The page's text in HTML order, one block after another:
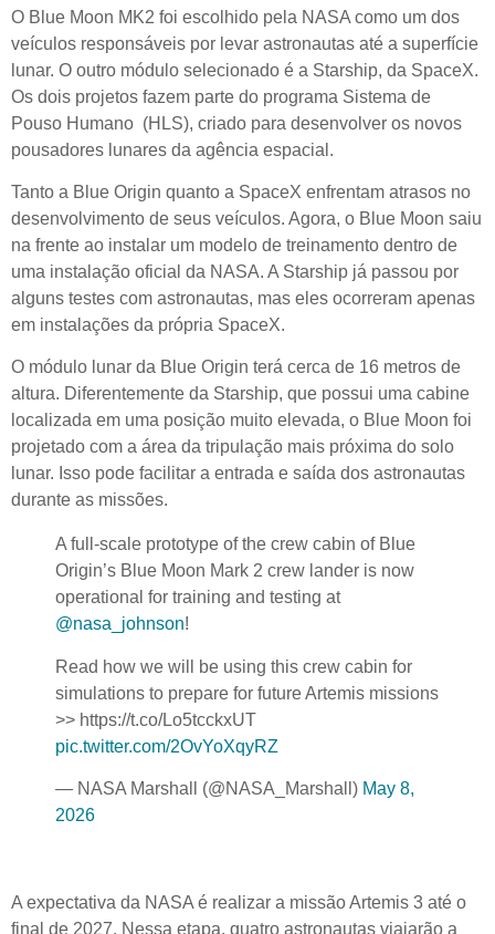
O Blue Moon MK2 foi escolhido pela NASA como um dos
veículos responsáveis por levar astronautas até a superfície
lunar. O outro módulo selecionado é a Starship, da SpaceX.
Os dois projetos fazem parte do programa Sistema de
Pouso Humano (HLS), criado para desenvolver os novos
pousadores lunares da agência espacial.
Tanto a Blue Origin quanto a SpaceX enfrentam atrasos no
desenvolvimento de seus veículos. Agora, o Blue Moon saiu
na frente ao instalar um modelo de treinamento dentro de
uma instalação oficial da NASA. A Starship já passou por
alguns testes com astronautas, mas eles ocorreram apenas
em instalações da própria SpaceX.
O módulo lunar da Blue Origin terá cerca de 16 metros de
altura. Diferentemente da Starship, que possui uma cabine
localizada em uma posição muito elevada, o Blue Moon foi
projetado com a área da tripulação mais próxima do solo
lunar. Isso pode facilitar a entrada e saída dos astronautas
durante as missões.
A full-scale prototype of the crew cabin of Blue
Origin’s Blue Moon Mark 2 crew lander is now
operational for training and testing at
@nasa_johnson!
Read how we will be using this crew cabin for
simulations to prepare for future Artemis missions
>> https://t.co/Lo5tcckxUT
pic.twitter.com/2OvYoXqyRZ
— NASA Marshall (@NASA_Marshall) May 8,
2026
A expectativa da NASA é realizar a missão Artemis 3 até o
final de 2027. Nessa etapa, quatro astronautas viajarão a